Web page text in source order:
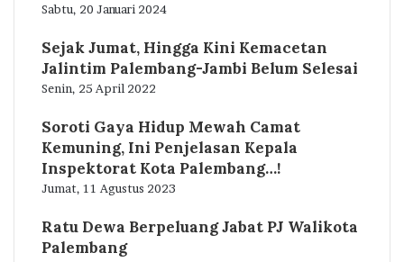
Sabtu, 20 Januari 2024
Sejak Jumat, Hingga Kini Kemacetan
Jalintim Palembang-Jambi Belum Selesai
Senin, 25 April 2022
Soroti Gaya Hidup Mewah Camat
Kemuning, Ini Penjelasan Kepala
Inspektorat Kota Palembang…!
Jumat, 11 Agustus 2023
Ratu Dewa Berpeluang Jabat PJ Walikota
Palembang